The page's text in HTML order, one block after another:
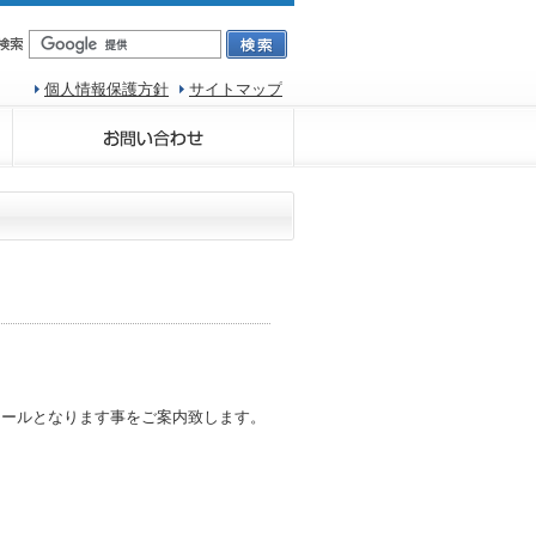
個人情報保護方針 サイトマップ
ルとなります事をご案内致します。